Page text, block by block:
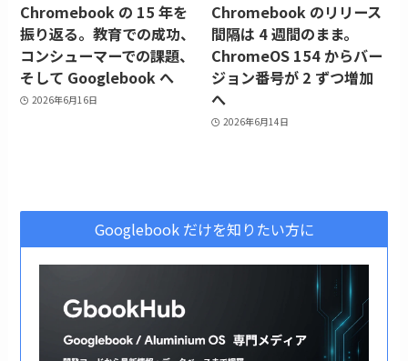
Chromebook の 15 年を
振り返る。教育での成功、
コンシューマーでの課題、
そして Googlebook へ
2026年6月16日
Chromebook のリリース
間隔は 4 週間のまま。
ChromeOS 154 からバー
ジョン番号が 2 ずつ増加
へ
2026年6月14日
Googlebook だけを知りたい方に